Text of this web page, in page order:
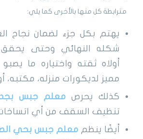
مترابطة كل منها بالأخرى كما يلي:
يهتم بكل جزء لضمان نجاح
شكله النهائي وحتى يحقق
أولاه ثقته واختياره ما
مميز لديكورات منزله، مكتبه،
كذلك يحرص معلم جبس
تنظيف السقف من أي
أيضًا ينظم معلم جبس بحي